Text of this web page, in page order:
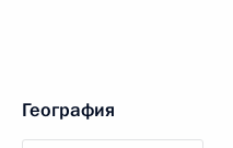
География